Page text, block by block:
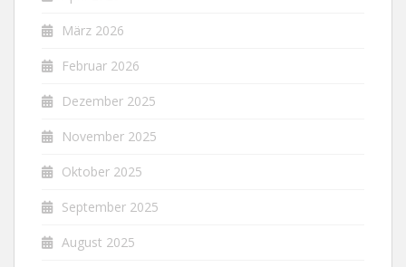
März 2026
Februar 2026
Dezember 2025
November 2025
Oktober 2025
September 2025
August 2025